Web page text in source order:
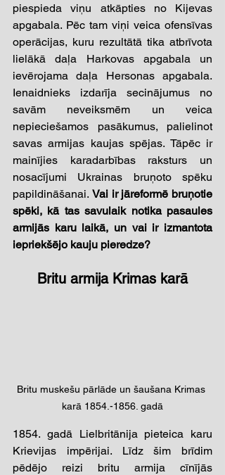
piespieda viņu atkāpties no Kijevas
apgabala. Pēc tam viņi veica ofensīvas
operācijas, kuru rezultātā tika atbrīvota
lielākā daļa Harkovas apgabala un
ievērojama daļa Hersonas apgabala.
Ienaidnieks izdarīja secinājumus no
savām neveiksmēm un veica
nepieciešamos pasākumus, palielinot
savas armijas kaujas spējas. Tāpēc ir
mainījies karadarbības raksturs un
nosacījumi Ukrainas bruņoto spēku
papildināšanai. Vai ir jāreformē bruņotie
spēki, kā tas savulaik notika pasaules
armijās karu laikā, un vai ir izmantota
iepriekšējo kauju pieredze?
Britu armija Krimas karā
Britu muskešu pārlāde un šaušana Krimas
karā 1854.-1856. gadā
1854. gadā Lielbritānija pieteica karu
Krievijas impērijai. Līdz šim brīdim
pēdējo reizi britu armija cīnījās